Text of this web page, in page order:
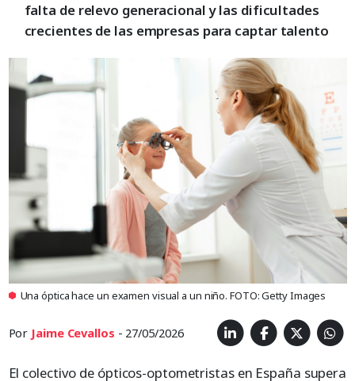
falta de relevo generacional y las dificultades
crecientes de las empresas para captar talento
Una óptica hace un examen visual a un niño. FOTO: Getty Images
Por Jaime Cevallos - 27/05/2026
El colectivo de ópticos-optometristas en España supera